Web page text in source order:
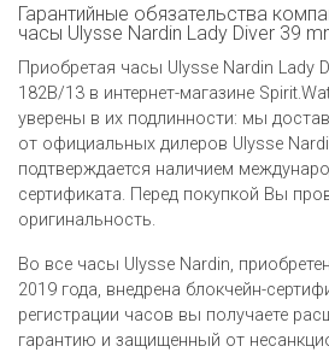
Гарантийные обязательства
часы Ulysse Nardin Lady Diver 39
Приобретая часы Ulysse Nardin Lady
182B/13 в интернет-магазине
уверены в их подлинности: мы
от официальных дилеров Ulysse
подтверждается наличием
сертификата. Перед покупкой Вы
оригинальность.
Во все часы Ulysse Nardin,
2019 года, внедрена блокчейн-
регистрации часов вы получаете
гарантию и защищенный от